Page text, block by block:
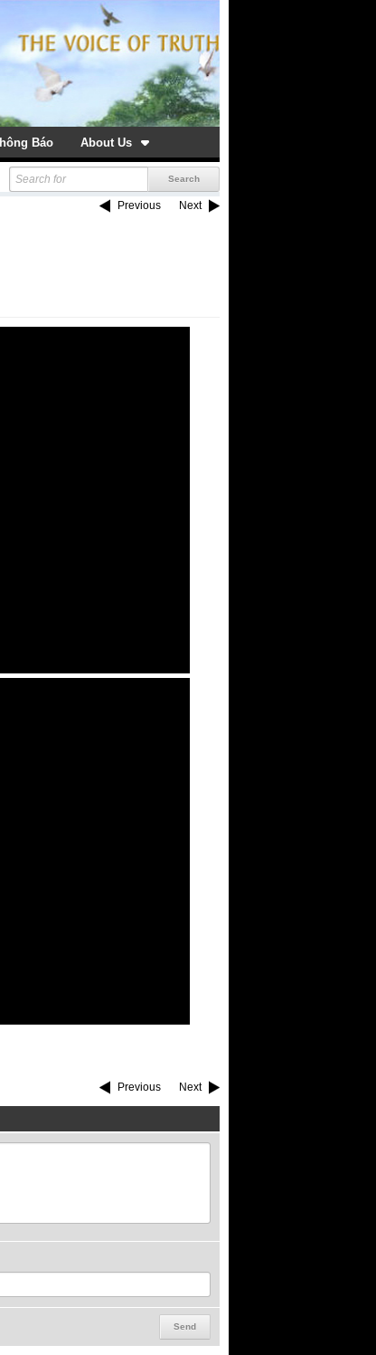
Báo About Us
Previous Next
Previous Next